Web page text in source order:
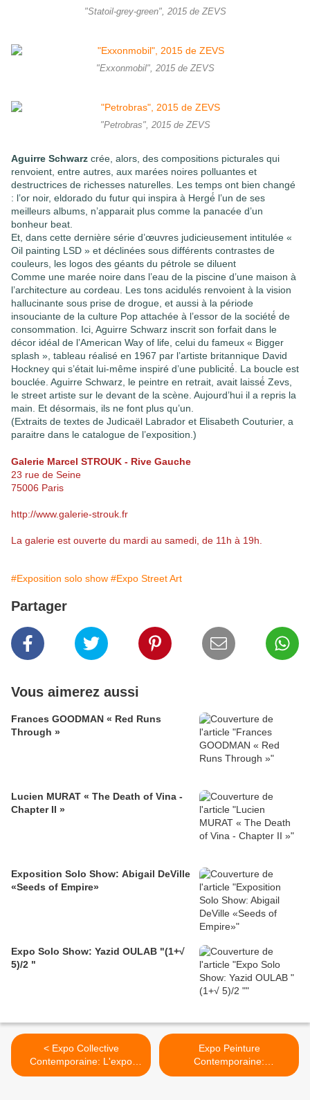
"Statoil-grey-green", 2015 de ZEVS
"Exxonmobil", 2015 de ZEVS
"Petrobras", 2015 de ZEVS
Aguirre Schwarz crée, alors, des compositions picturales qui
renvoient, entre autres, aux marées noires polluantes et
destructrices de richesses naturelles. Les temps ont bien changé
: l’or noir, eldorado du futur qui inspira à Hergé́ l’un de ses
meilleurs albums, n’apparait plus comme la panacée d’un
bonheur beat.
Et, dans cette dernière série d’œuvres judicieusement intitulée «
Oil painting LSD » et déclinées sous différents contrastes de
couleurs, les logos des géants du pétrole se diluent
Comme une marée noire dans l’eau de la piscine d’une maison à
l’architecture au cordeau. Les tons acidulés renvoient à la vision
hallucinante sous prise de drogue, et aussi à la période
insouciante de la culture Pop attachée à l’essor de la société́ de
consommation. Ici, Aguirre Schwarz inscrit son forfait dans le
décor idéal de l’American Way of life, celui du fameux « Bigger
splash », tableau réalisé en 1967 par l’artiste britannique David
Hockney qui s’était lui-même inspiré d’une publicité́. La boucle est
bouclée. Aguirre Schwarz, le peintre en retrait, avait laissé́ Zevs,
le street artiste sur le devant de la scène. Aujourd’hui il a repris la
main. Et désormais, ils ne font plus qu’un.
(Extraits de textes de Judicaël Labrador et Elisabeth Couturier, a
paraitre dans le catalogue de l’exposition.)
Galerie Marcel STROUK - Rive Gauche
23 rue de Seine
75006 Paris
http://www.galerie-strouk.fr
La galerie est ouverte du mardi au samedi, de 11h à 19h.
#Exposition solo show #Expo Street Art
Partager
Vous aimerez aussi
Frances GOODMAN « Red Runs
Through »
Lucien MURAT « The Death of Vina -
Chapter II »
Exposition Solo Show: Abigail DeVille
«Seeds of Empire»
Expo Solo Show: Yazid OULAB "(1+√
5)/2 "
< Expo Collective
Contemporaine: L'expo
Contre-Attaque !
Expo Peinture
Contemporaine:
SOULAGES "Peintures